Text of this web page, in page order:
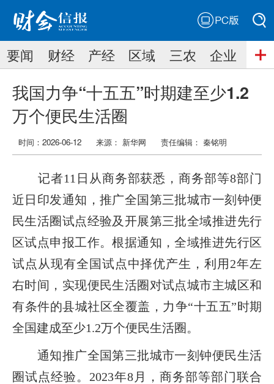
搜索
搜索
要闻 财经 产经 区域 三农 企业
我国力争“十五五”时期建至少1.2
万个便民生活圈
时间：2026-06-12 来源： 新华网 责任编辑： 秦铭明
记者11日从商务部获悉，商务部等8部门
近日印发通知，推广全国第三批城市一刻钟便
民生活圈试点经验及开展第三批全域推进先行
区试点申报工作。根据通知，全域推进先行区
试点从现有全国试点中择优产生，利用2年左
右时间，实现便民生活圈对试点城市主城区和
有条件的县城社区全覆盖，力争“十五五”时期
全国建成至少1.2万个便民生活圈。
通知推广全国第三批城市一刻钟便民生活
圈试点经验。2023年8月，商务部等部门联合